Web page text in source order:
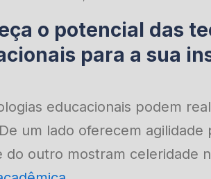
o potencial das
para a sua
educacionais podem
um lado oferecem
do outro mostram celeridade